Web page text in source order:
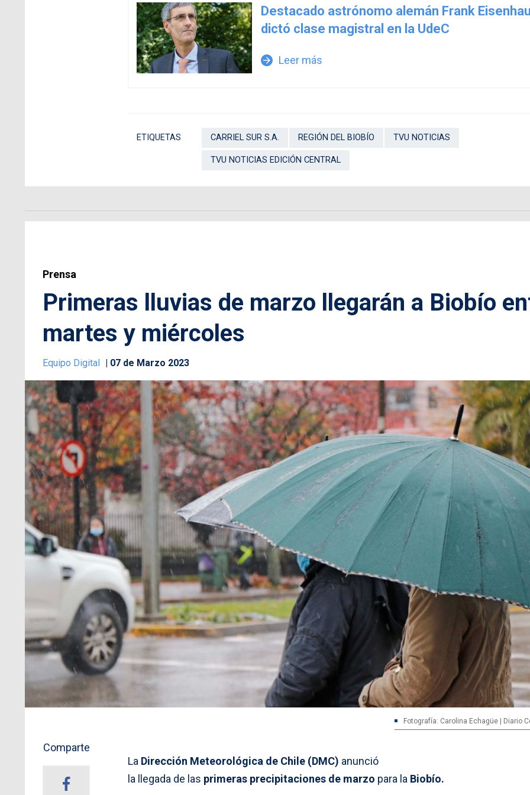
Destacado astrónomo alemán Frank
dictó clase magistral en la UdeC
arrow_forward Leer más
ETIQUETAS CARRIEL SUR S.A. REGIÓN DEL BIOBÍO TVU NOTICIAS
TVU NOTICIAS EDICIÓN CENTRAL
Prensa
Primeras lluvias de marzo llegarán a Biobío
martes y miércoles
Equipo Digital 07 de Marzo 2023
Fotografía: Carolina Echagüe | Diario
Comparte
La Dirección Meteorológica de Chile (DMC) anunció
la llegada de las primeras precipitaciones de marzo para la Biobío.